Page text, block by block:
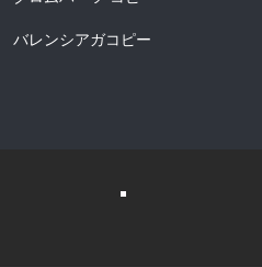
バレンシアガコピー